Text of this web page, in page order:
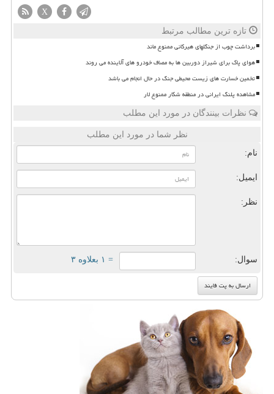
X
تازه ترین مطالب مرتبط
برداشت چوب از جنگلهای هیرکانی ممنوع ماند
هوای پاک برای شیراز دوربین ها به مصاف خودرو های آلاینده می روند
تخمین خسارت های زیست محیطی جنگ در حال انجام می باشد
مشاهده پلنگ ایرانی در منطقه شکار ممنوع لار
نظرات بینندگان در مورد این مطلب
نظر شما در مورد این مطلب
نام:
ایمیل:
نظر:
سوال: = ۱ بعلاوه ۳